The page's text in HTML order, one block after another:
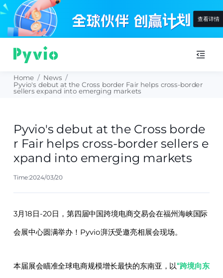
查看详情
Home / News /
Pyvio's debut at the Cross border Fair helps cross-border
sellers expand into emerging markets
Pyvio's debut at the Cross borde
r Fair helps cross-border sellers e
xpand into emerging markets
Time:2024/03/20
3月18日-20日，第四届中国跨境电商交易会在福州海峡国际
会展中心圆满举办！Pyvio湃沃受邀亮相展会现场。
本届展会瞄准全球电商规模增长最快的东南亚，以“跨境向东